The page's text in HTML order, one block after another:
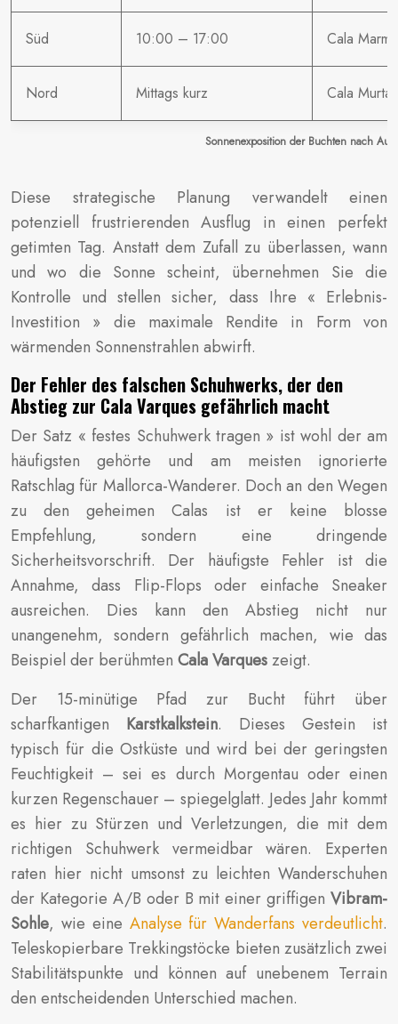
Sonnenexposition der Buchten nach
Süd 10:00 – 17:00 Cala
Nord Mittags kurz Cala Murta
Diese strategische Planung verwandelt einen
potenziell frustrierenden Ausflug in einen perfekt
getimten Tag. Anstatt dem Zufall zu überlassen, wann
und wo die Sonne scheint, übernehmen Sie die
Kontrolle und stellen sicher, dass Ihre « Erlebnis-
Investition » die maximale Rendite in Form von
wärmenden Sonnenstrahlen abwirft.
Der Fehler des falschen Schuhwerks, der den
Abstieg zur Cala Varques gefährlich macht
Der Satz « festes Schuhwerk tragen » ist wohl der am
häufigsten gehörte und am meisten ignorierte
Ratschlag für Mallorca-Wanderer. Doch an den Wegen
zu den geheimen Calas ist er keine blosse
Empfehlung, sondern eine dringende
Sicherheitsvorschrift. Der häufigste Fehler ist die
Annahme, dass Flip-Flops oder einfache Sneaker
ausreichen. Dies kann den Abstieg nicht nur
unangenehm, sondern gefährlich machen, wie das
Beispiel der berühmten Cala Varqueszeigt.
Der 15-minütige Pfad zur Bucht führt über
scharfkantigen Karstkalkstein. Dieses Gestein ist
typisch für die Ostküste und wird bei der geringsten
Feuchtigkeit – sei es durch Morgentau oder einen
kurzen Regenschauer – spiegelglatt. Jedes Jahr kommt
es hier zu Stürzen und Verletzungen, die mit dem
richtigen Schuhwerk vermeidbar wären. Experten
raten hier nicht umsonst zu leichten Wanderschuhen
der Kategorie A/B oder B mit einer griffigen Vibram-
Sohle, wie eine Analyse für Wanderfans verdeutlicht.
Teleskopierbare Trekkingstöcke bieten zusätzlich zwei
Stabilitätspunkte und können auf unebenem Terrain
den entscheidenden Unterschied machen.